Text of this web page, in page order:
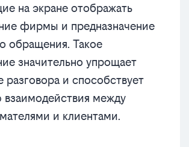
на экране отображать
фирмы и предназначение
обращения. Такое
значительно упрощает
разговора и способствует
между
и клиентами.